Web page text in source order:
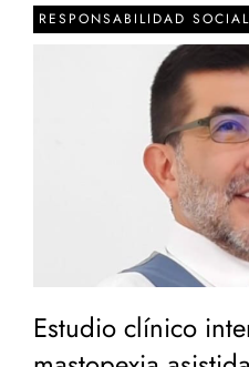
RESPONSABILIDAD SOCIAL
Estudio clínico